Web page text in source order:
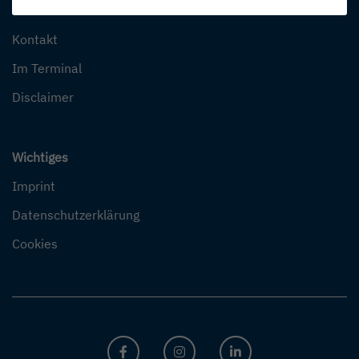
Weitere Informationen
Kontakt
Im Terminal
Disclaimer
Wichtiges
Imprint
Datenschutzerklärung
Cookies